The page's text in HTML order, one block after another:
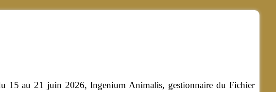
15 au 21 juin 2026, Ingenium Animalis, gestionnaire du Fichier